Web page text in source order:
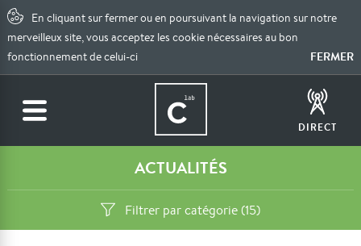
En cliquant sur fermer ou en poursuivant la navigation sur notre
merveilleux site, vous acceptez les cookie nécessaires au bon
fonctionnement de celui-ci
FERMER
DIRECT
ACTUALITÉS
Filtrer par catégorie (15)